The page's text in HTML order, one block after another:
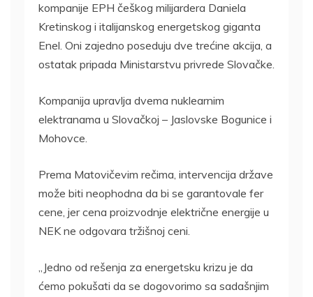
kompanije EPH češkog milijardera Daniela
Kretinskog i italijanskog energetskog giganta
Enel. Oni zajedno poseduju dve trećine akcija, a
ostatak pripada Ministarstvu privrede Slovačke.
Kompanija upravlja dvema nuklearnim
elektranama u Slovačkoj – Jaslovske Bogunice i
Mohovce.
Prema Matovičevim rečima, intervencija države
može biti neophodna da bi se garantovale fer
cene, jer cena proizvodnje električne energije u
NEK ne odgovara tržišnoj ceni.
„Jedno od rešenja za energetsku krizu je da
ćemo pokušati da se dogovorimo sa sadašnjim